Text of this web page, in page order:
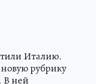
Италию.
рубрику
В ней